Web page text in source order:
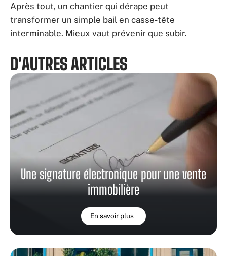
Après tout, un chantier qui dérape peut
transformer un simple bail en casse-tête
interminable. Mieux vaut prévenir que subir.
D'AUTRES ARTICLES
Une signature électronique pour une vente
immobilière
En savoir plus